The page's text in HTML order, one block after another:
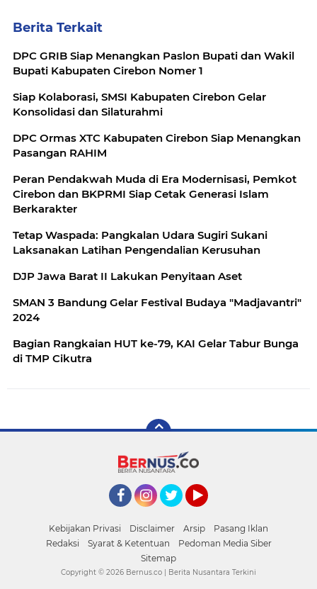
Berita Terkait
DPC GRIB Siap Menangkan Paslon Bupati dan Wakil
Bupati Kabupaten Cirebon Nomer 1
Siap Kolaborasi, SMSI Kabupaten Cirebon Gelar
Konsolidasi dan Silaturahmi
DPC Ormas XTC Kabupaten Cirebon Siap Menangkan
Pasangan RAHIM
Peran Pendakwah Muda di Era Modernisasi, Pemkot
Cirebon dan BKPRMI Siap Cetak Generasi Islam
Berkarakter
Tetap Waspada: Pangkalan Udara Sugiri Sukani
Laksanakan Latihan Pengendalian Kerusuhan
DJP Jawa Barat II Lakukan Penyitaan Aset
SMAN 3 Bandung Gelar Festival Budaya "Madjavantri"
2024
Bagian Rangkaian HUT ke-79, KAI Gelar Tabur Bunga
di TMP Cikutra
Kebijakan Privasi Disclaimer Arsip
Pasang Iklan
Redaksi
Syarat & Ketentuan
Pedoman Media Siber
Sitemap
Copyright © 2026 Bernus.co | Berita Nusantara Terkini